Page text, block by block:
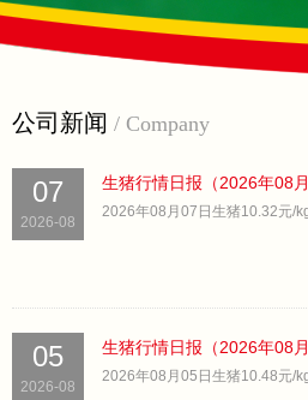
公司新闻 / Company
07
2026-08
生猪行情日报（2026年08月
2026年08月07日生猪10.32元/
05
2026-08
生猪行情日报（2026年08月
2026年08月05日生猪10.48元/